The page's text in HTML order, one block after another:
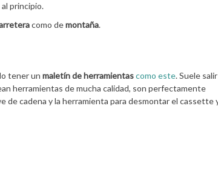
principio.
como demontaña.
tener un maletín de herramientascomo este. Suele
herramientas de mucha calidad, son perfectamente
de cadena y la herramienta para desmontar el cassette